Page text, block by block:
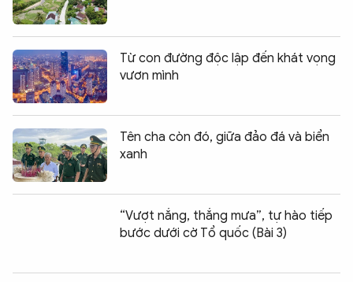
Từ con đường độc lập đến khát vọng
vươn mình
Tên cha còn đó, giữa đảo đá và biển
xanh
“Vượt nắng, thắng mưa”, tự hào tiếp
bước dưới cờ Tổ quốc (Bài 3)